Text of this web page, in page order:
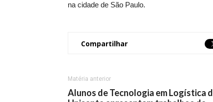
na cidade de São Paulo.
Compartilhar
Matéria anterior
Alunos de Tecnologia em Logística